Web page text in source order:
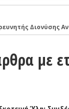
Διονύσης
με τον
Σιμόπουλος
το Nobel Φυσικής
ελληνικό
με